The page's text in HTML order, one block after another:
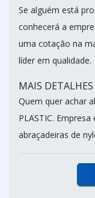
Se alguém está
conhecerá a
uma cotação na
líder em qualidade.
MAIS
Quem quer achar
PLASTIC.
abraçadeiras de